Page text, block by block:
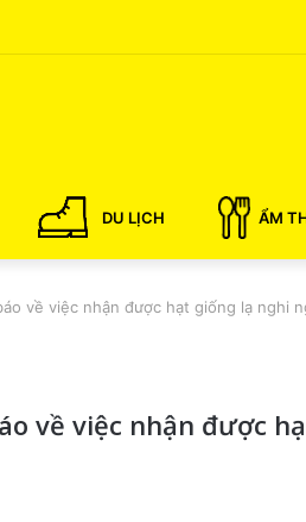
DU LỊCH ẨM
về việc nhận được hạt giống lạ nghi
về việc nhận được